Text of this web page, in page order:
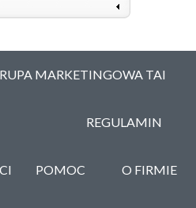
MARKETINGOWA TAI
REGULAMIN
POMOC O FIRMIE